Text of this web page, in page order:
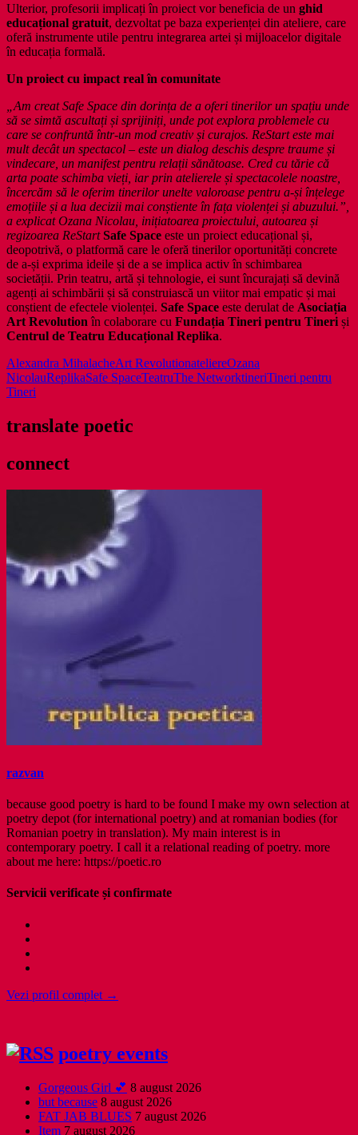
Ulterior, profesorii implicați în proiect vor beneficia de un ghid
educațional gratuit, dezvoltat pe baza experienței din ateliere, care
oferă instrumente utile pentru integrarea artei și mijloacelor digitale
în educația formală.
Un proiect cu impact real în comunitate
„Am creat Safe Space din dorința de a oferi tinerilor un spațiu unde
să se simtă ascultați și sprijiniți, unde pot explora problemele cu
care se confruntă într-un mod creativ și curajos. ReStart este mai
mult decât un spectacol – este un dialog deschis despre traume și
vindecare, un manifest pentru relații sănătoase. Cred cu tărie că
arta poate schimba vieți, iar prin atelierele și spectacolele noastre,
încercăm să le oferim tinerilor unelte valoroase pentru a-și înțelege
emoțiile și a lua decizii mai conștiente în fața violenței și abuzului.”,
a explicat Ozana Nicolau, inițiatoarea proiectului, autoarea și
regizoarea ReStartSafe Space este un proiect educațional și,
deopotrivă, o platformă care le oferă tinerilor oportunități concrete
de a-și exprima ideile și de a se implica activ în schimbarea
societății. Prin teatru, artă și tehnologie, ei sunt încurajați să devină
agenți ai schimbării și să construiască un viitor mai empatic și mai
conștient de efectele violenței. Safe Space este derulat de Asociația
Art Revolution în colaborare cu Fundația Tineri pentru Tineri și
Centrul de Teatru Educațional Replika.
Alexandra MihalacheArt RevolutionateliereOzana
NicolauReplikaSafe SpaceTeatruThe NetworktineriTineri pentru
Tineri
translate poetic
connect
razvan
because good poetry is hard to be found I make my own selection at
poetry depot (for international poetry) and at romanian bodies (for
Romanian poetry in translation). My main interest is in
contemporary poetry. I call it a relational reading of poetry. more
about me here: https://poetic.ro
Servicii verificate și confirmate
Vezi profil complet →
poetry events
Gorgeous Girl 💕 8 august 2026
but because 8 august 2026
FAT JAB BLUES 7 august 2026
Item 7 august 2026